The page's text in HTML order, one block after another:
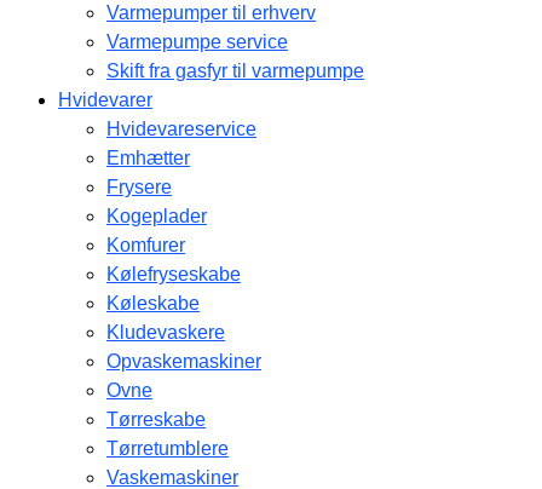
Varmepumper til erhverv
Varmepumpe service
Skift fra gasfyr til varmepumpe
Hvidevarer
Hvidevareservice
Emhætter
Frysere
Kogeplader
Komfurer
Kølefryseskabe
Køleskabe
Kludevaskere
Opvaskemaskiner
Ovne
Tørreskabe
Tørretumblere
Vaskemaskiner